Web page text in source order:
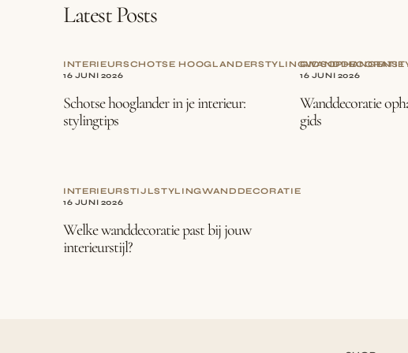
Latest Posts
INTERIEURSCHOTSE HOOGLANDERSTYLINGWANDDECORATIE
16 JUNI 2026
Schotse hooglander in je interieur:
stylingtips
GIDSOPHANGEN
16 JUNI 2026
Wanddecoratie
gids
INTERIEURSTIJLSTYLINGWANDDECORATIE
16 JUNI 2026
Welke wanddecoratie past bij jouw
interieurstijl?